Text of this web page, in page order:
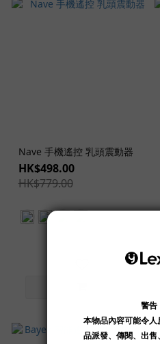
Nave 手機遙控 乳頭震動器
HK$498.00
HK$779.00